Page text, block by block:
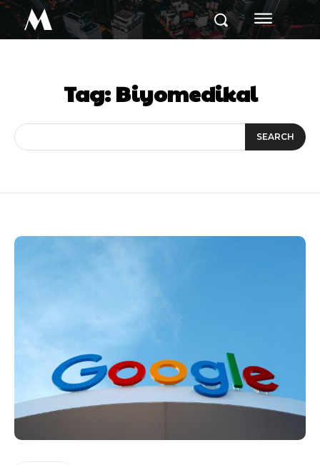
M
Tag:Biyomedikal
SEARCH